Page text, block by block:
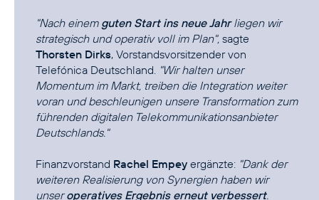
"Nach einem guten Start ins neue Jahrliegen wir
strategisch und operativ voll im Plan", sagte
Thorsten Dirks, Vorstandsvorsitzender von
Telefónica Deutschland. "Wir halten unser
Momentum im Markt, treiben die Integration weiter
voran und beschleunigen unsere Transformation zum
führenden digitalen Telekommunikationsanbieter
Deutschlands."
Finanzvorstand Rachel Empey ergänzte: "Dank der
weiteren Realisierung von Synergien haben wir
unseroperatives Ergebnis erneut verbessert.